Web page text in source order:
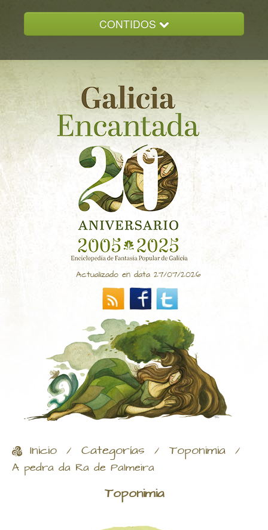
CONTIDOS
GALICIA ENCANTADA
DOCUMENTACION
NOVAS
CONTACTO
Actualizado en data 27/07/2026
Inicio / Categorías / Toponimia /
A pedra da Ra de Palmeira
Toponimia